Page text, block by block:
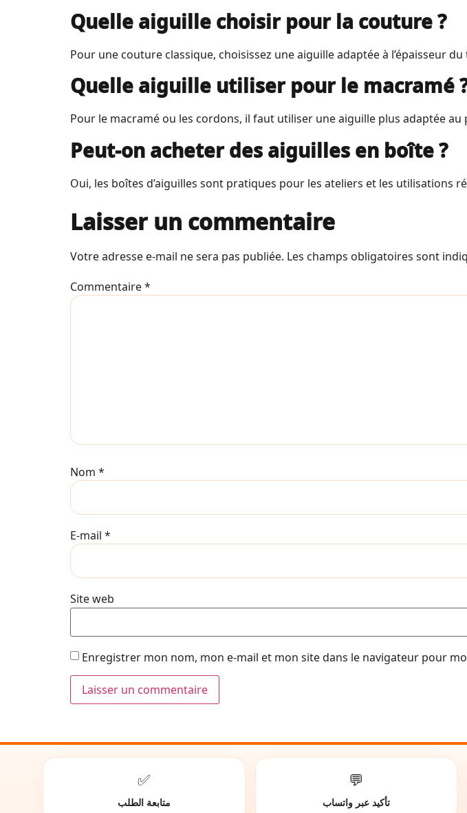
Quelle aiguille choisir pour la couture ?
Pour une couture classique, choisissez une aiguille adaptée à l’épaisseur
Quelle aiguille utiliser pour le macramé
Pour le macramé ou les cordons, il faut utiliser une aiguille plus adaptée au
Peut-on acheter des aiguilles en boîte ?
Oui, les boîtes d’aiguilles sont pratiques pour les ateliers et les utilisations
Laisser un commentaire
Votre adresse e-mail ne sera pas publiée. Les champs obligatoires sont
Commentaire*
Nom *
E-mail *
Site web
Enregistrer mon nom, mon e-mail et mon site dans le navigateur pour
💬
تأكيد عبر واتساب
✅
متابعة الطلب